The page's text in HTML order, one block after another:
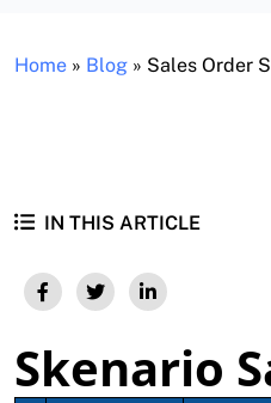
Home » Blog » Sales Order
IN THIS ARTICLE
Skenario